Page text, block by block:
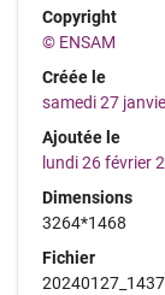
Copyright
© ENSAM
Créée le
samedi 27
Ajoutée le
lundi 26 février
Dimensions
3264*1468
Fichier